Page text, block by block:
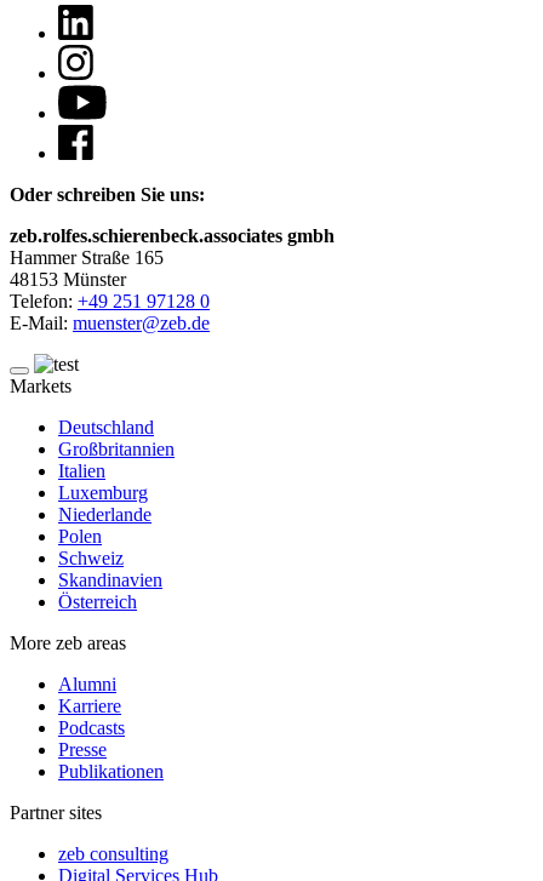
Oder schreiben Sie uns:
zeb.rolfes.schierenbeck.associates gmbh
Hammer Straße 165
48153 Münster
Telefon: +49 251 97128 0
E-Mail: muenster@zeb.de
Markets
Deutschland
Großbritannien
Italien
Luxemburg
Niederlande
Polen
Schweiz
Skandinavien
Österreich
More zeb areas
Alumni
Karriere
Podcasts
Presse
Publikationen
Partner sites
zeb consulting
Digital Services Hub